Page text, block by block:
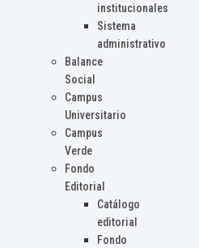
institucionales
Sistema
administrativo
Balance
Social
Campus
Universitario
Campus
Verde
Fondo
Editorial
Catálogo
editorial
Fondo